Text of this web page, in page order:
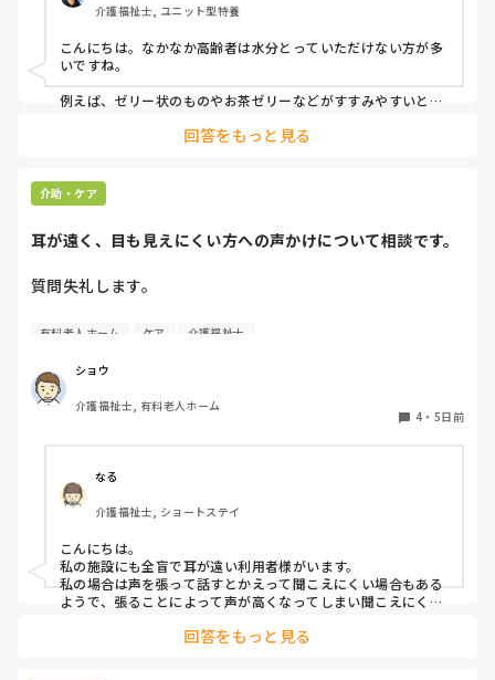
介護福祉士, ユニット型特養
こんにちは。なかなか高齢者は水分とっていただけない方が多
いですね。
例えば、ゼリー状のものやお茶ゼリーなどがすすみやすいと思
て少しずつ提供するとかもいいかもしれません。
回答をもっと見る
介助・ケア
耳が遠く、目も見えにくい方への声かけについて相談です。
質問失礼します。
耳が遠く、目もあまり見えていない利用者様への声かけにつ
現在、私は「大きな声で、ゆっくり耳元でお話しする」とい
う方法で対応しています。
聞き取れると安心していただける方なので何とか理解しても
かり、痛めてしまうことがあります。
みなさんの職場で、このような方と関わる際に工夫している
ことや、喉に負担をかけずに意思疎通ができる良い方法など
よろしくお願いします。
有料老人ホーム ケア 介護福祉士
ショウ
介護福祉士, 有料老人ホーム
4 ・ 5日前
なる
介護福祉士, ショートステイ
こんにちは。
私の施設にも全盲で耳が遠い利用者様がいます。
私の場合は声を張って話すとかえって聞こえにくい場合もある
ようで、張ることによって声が高くなってしまい聞こえにくい
回答をもっと見る